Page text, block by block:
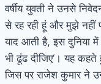
वर्षीय युवती ने उनसे
से रह रही हूं और मुझे नहीं
याद आती है, इस दुनिया में
भी ढूंढ दीजिए‘। यह
जिस पर राजेश कुमार ने